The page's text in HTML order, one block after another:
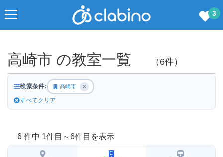
3
高崎市 の教室一覧 （6件）
検索条件: 高崎市 ✕
すべてクリア
6 件中 1件目～6件目を表示